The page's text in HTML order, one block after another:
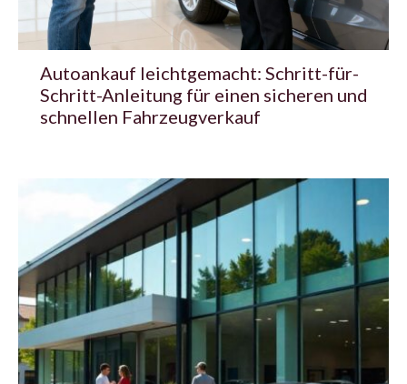
Autoankauf leichtgemacht: Schritt-für-
Schritt-Anleitung für einen sicheren und
schnellen Fahrzeugverkauf